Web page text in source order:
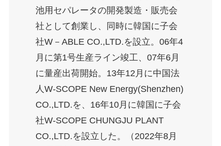
池用セパレータの開発製造・販売会
社として創業し、同時に韓国に子会
社W－ABLE CO.,LTD.を設立。06年4
月に第1号生産ライン竣工、07年6月
に量産出荷開始。13年12月に中国法
人W-SCOPE New Energy(Shenzhen)
CO.,LTD.を、16年10月に韓国に子会
社W-SCOPE CHUNGJU PLANT
CO.,LTD.を設立した。（2022年8月